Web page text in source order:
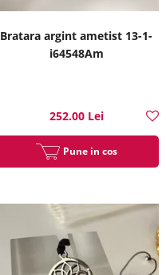
Bratara argint ametist 13-1-
i64548Am
252.00 Lei
Pune in cos